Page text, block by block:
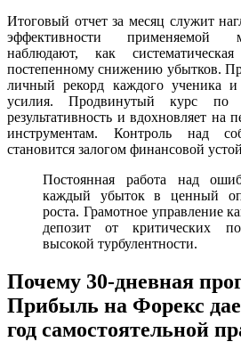
Итоговый отчет за месяц служит
эффективности применяемой
наблюдают, как
постепенному снижению убытков.
личный рекорд каждого ученика
усилия. Продвинутый курс по
результативность и вдохновляет на
инструментам. Контроль над
становится залогом финансовой
Постоянная работа над
каждый убыток в ценный
роста. Грамотное управление
депозит от критических
высокой турбулентности.
Почему 30-дневная
Прибыль на Форекс
год самостоятельной